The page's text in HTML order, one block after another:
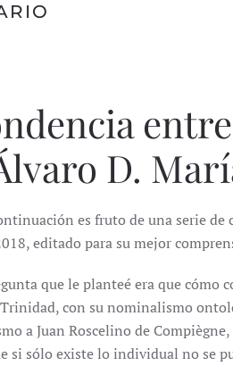
D.
es fruto de una serie de
editado para su mejor
que le planteé era que cómo
con su nominalismo
a Juan Roscelino de
si sólo existe lo individual no se